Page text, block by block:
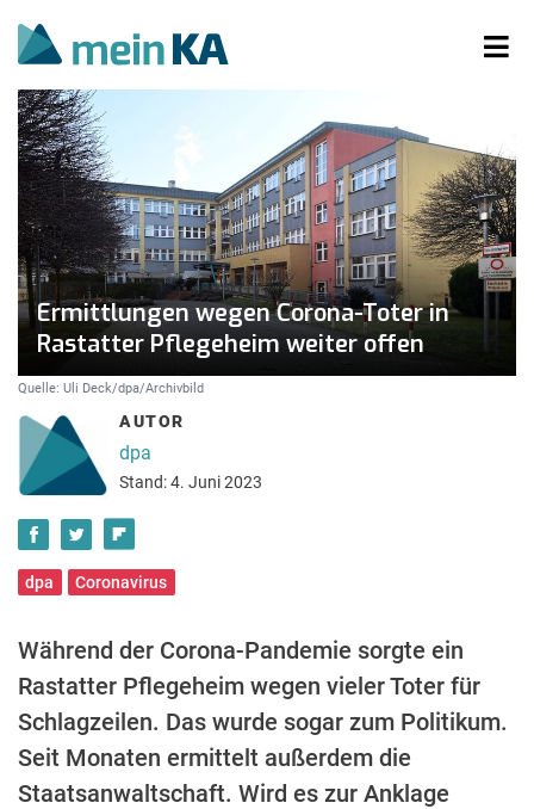
Ermittlungen wegen Corona-Toter in
Rastatter Pflegeheim weiter offen
Quelle: Uli Deck/dpa/Archivbild
AUTOR
dpa
Stand: 4. Juni 2023
dpa Coronavirus
Während der Corona-Pandemie sorgte ein
Rastatter Pflegeheim wegen vieler Toter für
Schlagzeilen. Das wurde sogar zum Politikum.
Seit Monaten ermittelt außerdem die
Staatsanwaltschaft. Wird es zur Anklage